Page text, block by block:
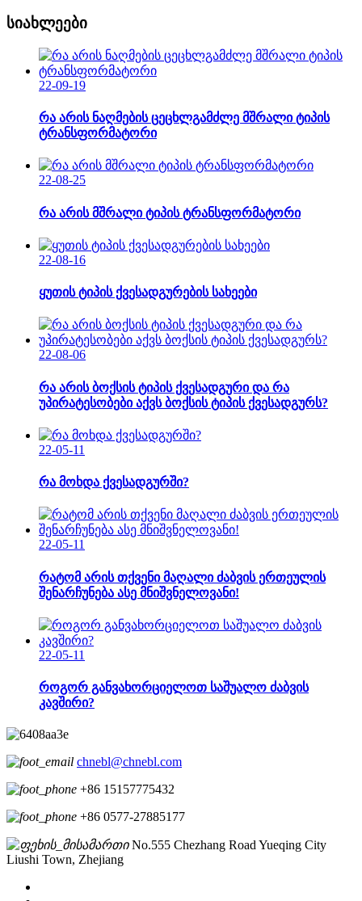
სიახლეები
22-09-19
რა არის ნაღმების ცეცხლგამძლე მშრალი ტიპის
ტრანსფორმატორი
22-08-25
რა არის მშრალი ტიპის ტრანსფორმატორი
22-08-16
ყუთის ტიპის ქვესადგურების სახეები
22-08-06
რა არის ბოქსის ტიპის ქვესადგური და რა
უპირატესობები აქვს ბოქსის ტიპის ქვესადგურს?
22-05-11
რა მოხდა ქვესადგურში?
22-05-11
რატომ არის თქვენი მაღალი ძაბვის ერთეულის
შენარჩუნება ასე მნიშვნელოვანი!
22-05-11
როგორ განვახორციელოთ საშუალო ძაბვის
კავშირი?
chnebl@chnebl.com
+86 15157775432
+86 0577-27885177
No.555 Chezhang Road Yueqing City
Liushi Town, Zhejiang